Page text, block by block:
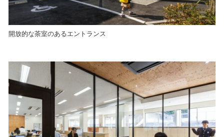
開放的な茶室のあるエントランス